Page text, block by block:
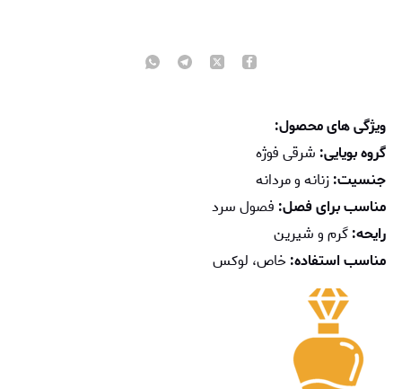
ویژگی های محصول:
گروه بویایی: شرقی فوژه
جنسیت:زنانه و مردانه
مناسب برای فصل: فصول سرد
رایحه:گرم و شیرین
مناسب استفاده: خاص، لوکس